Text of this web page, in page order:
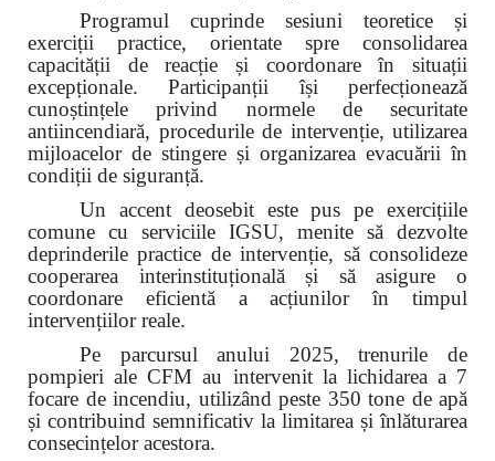
Programul cuprinde sesiuni teoretice și
exerciții practice, orientate spre consolidarea
capacității de reacție și coordonare în situații
excepționale. Participanții își perfecționează
cunoștințele privind normele de securitate
antiincendiară, procedurile de intervenție, utilizarea
mijloacelor de stingere și organizarea evacuării în
condiții de siguranță.
Un accent deosebit este pus pe exercițiile
comune cu serviciile IGSU, menite să dezvolte
deprinderile practice de intervenție, să consolideze
cooperarea interinstituțională și să asigure o
coordonare eficientă a acțiunilor în timpul
intervențiilor reale.
Pe parcursul anului 2025, trenurile de
pompieri ale CFM au intervenit la lichidarea a 7
focare de incendiu, utilizând peste 350 tone de apă
și contribuind semnificativ la limitarea și înlăturarea
consecințelor acestora.